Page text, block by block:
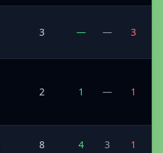
3 — — 3
2 1 — 1
8 4 3 1